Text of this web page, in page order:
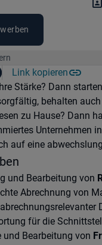
teilen
WhatsApp teilen
Link kopieren
Stärke? Dann
behalten
zu Hause? Dann
Unternehmen in
auf eine
und Bearbeitung von
Abrechnung von
für die
und Bearbeitung von